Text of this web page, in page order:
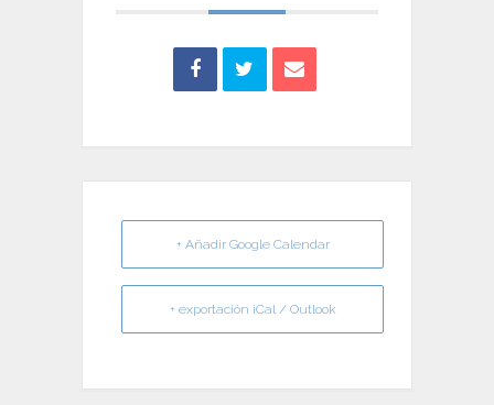
+ Añadir Google Calendar
+ exportación iCal / Outlook